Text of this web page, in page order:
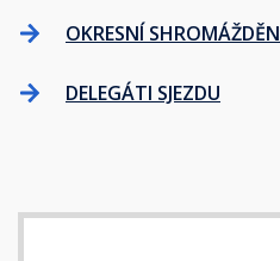
OKRESNÍ
DELEGÁTI SJEZDU